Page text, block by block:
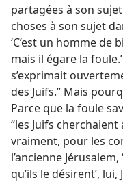
partagées à son
choses à son sujet
‘C’est un homme de
mais il égare la
s’exprimait
des Juifs.” Mais
Parce que la foule
“les Juifs cherchaient
vraiment, pour les
l’ancienne
qu’ils le désirent’, lui,